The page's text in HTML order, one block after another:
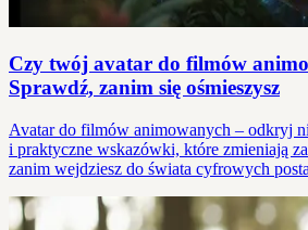
Czy twój avatar do filmów
Sprawdź, zanim się ośmieszysz
Avatar do filmów animowanych – odkryj
i praktyczne wskazówki, które zmieniają
zanim wejdziesz do świata cyfrowych